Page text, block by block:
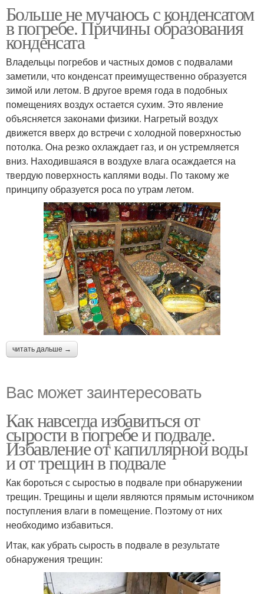
Больше не мучаюсь с конденсатом
в погребе. Причины образования
конденсата
Владельцы погребов и частных домов с подвалами
заметили, что конденсат преимущественно образуется
зимой или летом. В другое время года в подобных
помещениях воздух остается сухим. Это явление
объясняется законами физики. Нагретый воздух
движется вверх до встречи с холодной поверхностью
потолка. Она резко охлаждает газ, и он устремляется
вниз. Находившаяся в воздухе влага осаждается на
твердую поверхность каплями воды. По такому же
принципу образуется роса по утрам летом.
читать дальше →
Вас может заинтересовать
Как навсегда избавиться от
сырости в погребе и подвале.
Избавление от капиллярной воды
и от трещин в подвале
Как бороться с сыростью в подвале при обнаружении
трещин. Трещины и щели являются прямым источником
поступления влаги в помещение. Поэтому от них
необходимо избавиться.
Итак, как убрать сырость в подвале в результате
обнаружения трещин: